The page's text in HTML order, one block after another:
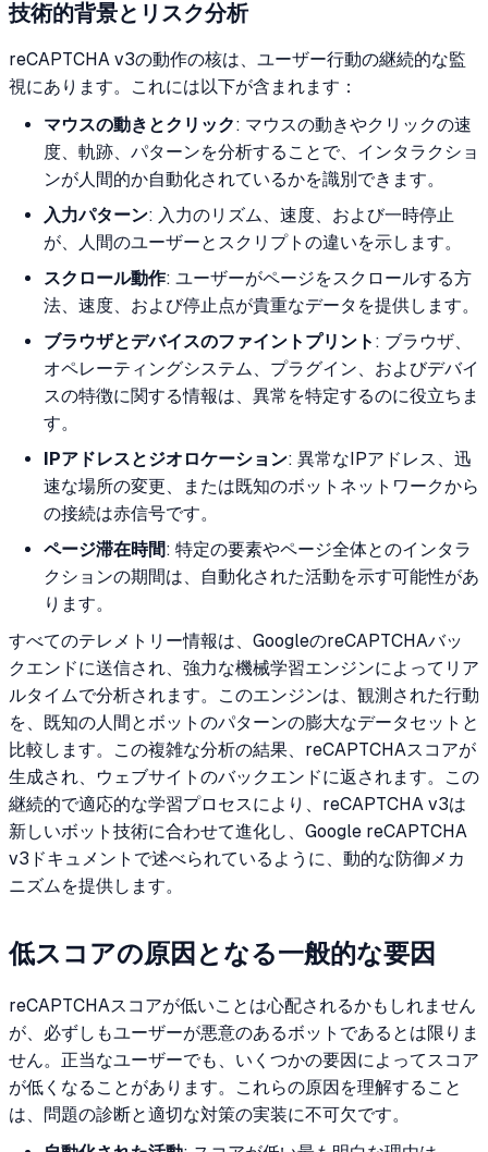
技術的背景とリスク分析
reCAPTCHA v3の動作の核は、ユーザー行動の継続的な監
視にあります。これには以下が含まれます：
マウスの動きとクリック: マウスの動きやクリックの速
度、軌跡、パターンを分析することで、インタラクショ
ンが人間的か自動化されているかを識別できます。
入力パターン: 入力のリズム、速度、および一時停止
が、人間のユーザーとスクリプトの違いを示します。
スクロール動作: ユーザーがページをスクロールする方
法、速度、および停止点が貴重なデータを提供します。
ブラウザとデバイスのファイントプリント : ブラウザ、
オペレーティングシステム、プラグイン、およびデバイ
スの特徴に関する情報は、異常を特定するのに役立ちま
す。
IPアドレスとジオロケーション: 異常なIPアドレス、迅
速な場所の変更、または既知のボットネットワークから
の接続は赤信号です。
ページ滞在時間: 特定の要素やページ全体とのインタラ
クションの期間は、自動化された活動を示す可能性があ
ります。
すべてのテレメトリー情報は、GoogleのreCAPTCHAバッ
クエンドに送信され、強力な機械学習エンジンによってリア
ルタイムで分析されます。このエンジンは、観測された行動
を、既知の人間とボットのパターンの膨大なデータセットと
比較します。この複雑な分析の結果、reCAPTCHAスコアが
生成され、ウェブサイトのバックエンドに返されます。この
継続的で適応的な学習プロセスにより、reCAPTCHA v3は
新しいボット技術に合わせて進化し、Google reCAPTCHA
v3ドキュメントで述べられているように、動的な防御メカ
ニズムを提供します。
低スコアの原因となる一般的な要因
reCAPTCHAスコアが低いことは心配されるかもしれません
が、必ずしもユーザーが悪意のあるボットであるとは限りま
せん。正当なユーザーでも、いくつかの要因によってスコア
が低くなることがあります。これらの原因を理解すること
は、問題の診断と適切な対策の実装に不可欠です。